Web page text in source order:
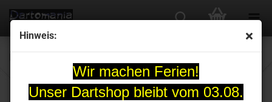
Hinweis:
Wir machen Ferien!
Unser Dartshop bleibt vom 03.08.